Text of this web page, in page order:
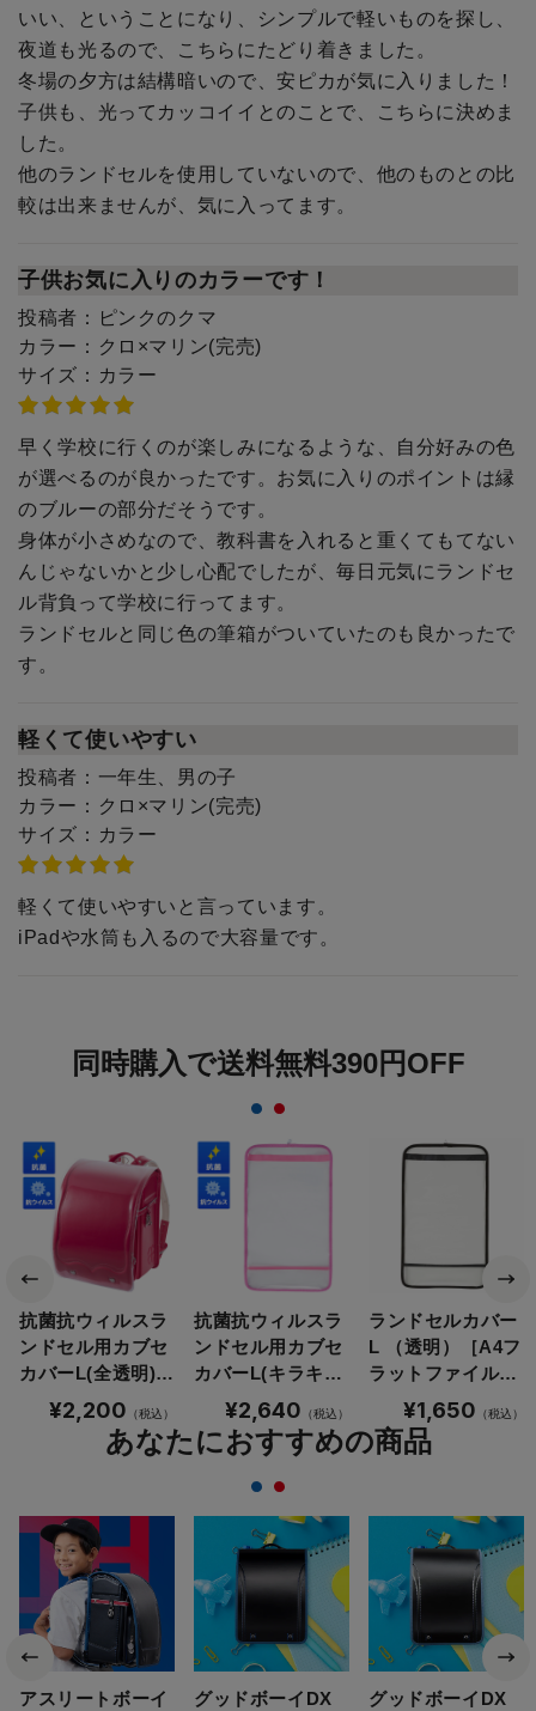
いい、ということになり、シンプルで軽いものを探し、
夜道も光るので、こちらにたどり着きました。
冬場の夕方は結構暗いので、安ピカが気に入りました！
子供も、光ってカッコイイとのことで、こちらに決めま
した。
他のランドセルを使用していないので、他のものとの比
較は出来ませんが、気に入ってます。
子供お気に入りのカラーです！
投稿者：
ピンクのクマ
カラー： クロ×マリン(完売)
サイズ： カラー
早く学校に行くのが楽しみになるような、自分好みの色
が選べるのが良かったです。お気に入りのポイントは縁
のブルーの部分だそうです。
身体が小さめなので、教科書を入れると重くてもてない
んじゃないかと少し心配でしたが、毎日元気にランドセ
ル背負って学校に行ってます。
ランドセルと同じ色の筆箱がついていたのも良かったで
す。
軽くて使いやすい
投稿者： 一年生、男の子
カラー： クロ×マリン(完売)
サイズ： カラー
軽くて使いやすいと言っています。
iPadや水筒も入るので大容量です。
同時購入で送料無料390円OFF
抗菌抗ウィルスラ
ンドセル用カブセ
カバーL(全透明)
（FIT-332）
¥2,200 （税込）
抗菌抗ウィルスラ
ンドセル用カブセ
カバーL(キラキラ
フチ)（FIT-333）
¥2,640 （税込）
ランドセルカバー
L （透明）［A4フ
ラットファイルサ
イズ対応］（FIT-
313）
¥1,650 （税込）
あなたにおすすめの商品
アスリートボーイ
グッドボーイDX
グッドボーイDX